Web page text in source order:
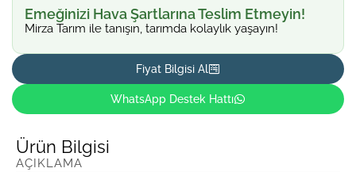
Emeğinizi Hava Şartlarına Teslim Etmeyin!
Mirza Tarım ile tanışın, tarımda kolaylık yaşayın!
Fiyat Bilgisi Al
WhatsApp Destek Hattı
Ürün Bilgisi
AÇIKLAMA